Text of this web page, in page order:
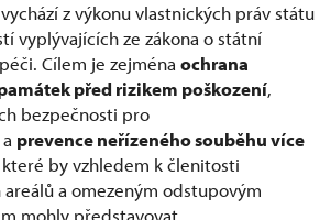
z výkonu vlastnických práv státu
vyplývajících ze zákona o státní
Cílem je zejména ochrana
před rizikem poškození,
bezpečnosti pro
prevence neřízeného souběhu více
které by vzhledem k členitosti
a omezeným odstupovým
mohly představovat